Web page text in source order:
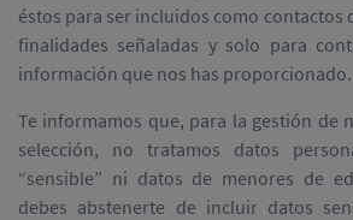
éstos para ser incluidos como contactos
finalidades señaladas y solo para
información que nos has proporcionado.
Te informamos que, para la gestión de
selección, no tratamos datos
“sensible” ni datos de menores de
debes abstenerte de incluir datos